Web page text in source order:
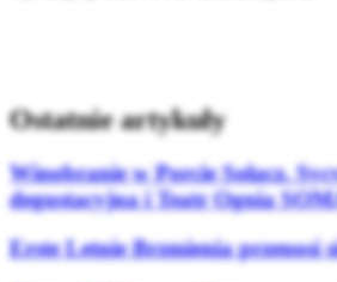
Ostatnie artykuły
Winobranie w Porcie Sołacz.
degustacyjna i Teatr Ognia
Erste Letnie Brzmienia przenosi